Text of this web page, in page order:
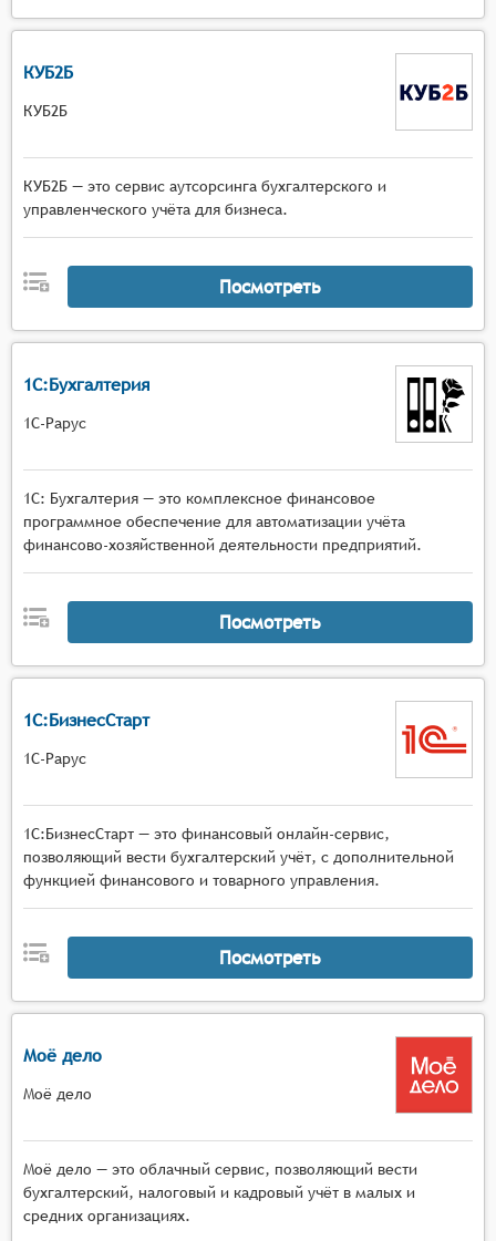
КУБ2Б
КУБ2Б
КУБ2Б — это сервис аутсорсинга бухгалтерского и
управленческого учёта для бизнеса.
Посмотреть
1С:Бухгалтерия
1С-Рарус
1С: Бухгалтерия — это комплексное финансовое
программное обеспечение для автоматизации учёта
финансово-хозяйственной деятельности предприятий.
Посмотреть
1С:БизнесСтарт
1С-Рарус
1С:БизнесСтарт — это финансовый онлайн-сервис,
позволяющий вести бухгалтерский учёт, с дополнительной
функцией финансового и товарного управления.
Посмотреть
Моё дело
Моё дело
Моё дело — это облачный сервис, позволяющий вести
бухгалтерский, налоговый и кадровый учёт в малых и
средних организациях.